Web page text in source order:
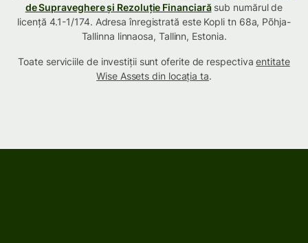
de Supraveghere și Rezoluție Financiarăsub numărul de
licență 4.1-1/174. Adresa înregistrată este Kopli tn 68a, Põhja-
Tallinna linnaosa, Tallinn, Estonia.
Toate serviciile de investiții sunt oferite de respectivaentitate
Wise Assets din locația ta.